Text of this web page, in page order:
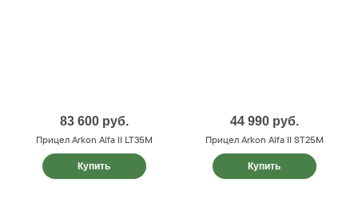
83 600 руб.
Прицел Arkon Alfa II LT35M
Купить
44 990 руб.
Прицел Arkon Alfa II ST25M
Купить